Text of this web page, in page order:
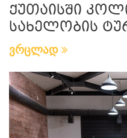
ქუთაისში
სახელობის
ვრცლად